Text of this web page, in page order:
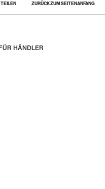
ZURÜCK ZUM SEITENANFANG
HÄNDLER